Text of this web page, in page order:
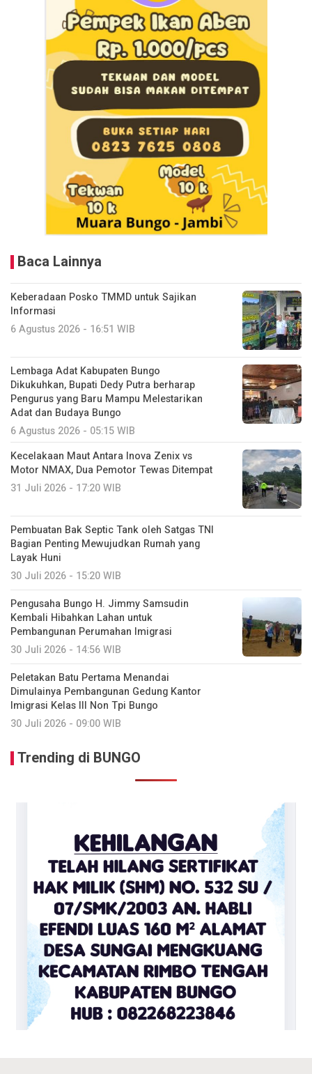
Baca Lainnya
Keberadaan Posko TMMD untuk Sajikan
Informasi
6 Agustus 2026 - 16:51 WIB
Lembaga Adat Kabupaten Bungo
Dikukuhkan, Bupati Dedy Putra berharap
Pengurus yang Baru Mampu Melestarikan
Adat dan Budaya Bungo
6 Agustus 2026 - 05:15 WIB
Kecelakaan Maut Antara Inova Zenix vs
Motor NMAX, Dua Pemotor Tewas Ditempat
31 Juli 2026 - 17:20 WIB
Pembuatan Bak Septic Tank oleh Satgas TNI
Bagian Penting Mewujudkan Rumah yang
Layak Huni
30 Juli 2026 - 15:20 WIB
Pengusaha Bungo H. Jimmy Samsudin
Kembali Hibahkan Lahan untuk
Pembangunan Perumahan Imigrasi
30 Juli 2026 - 14:56 WIB
Peletakan Batu Pertama Menandai
Dimulainya Pembangunan Gedung Kantor
Imigrasi Kelas III Non Tpi Bungo
30 Juli 2026 - 09:00 WIB
Trending di BUNGO